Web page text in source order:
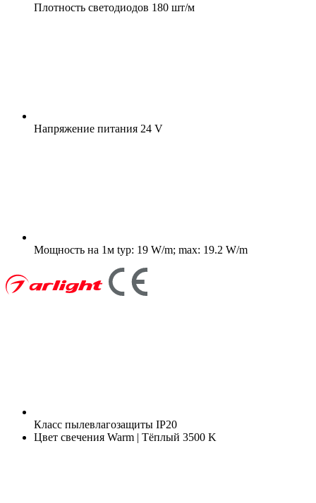
Плотность светодиодов 180 шт/м
Напряжение питания 24 V
Мощность на 1м typ: 19 W/m; max: 19.2 W/m
Класс пылевлагозащиты IP20
Цвет свечения Warm | Тёплый 3500 K